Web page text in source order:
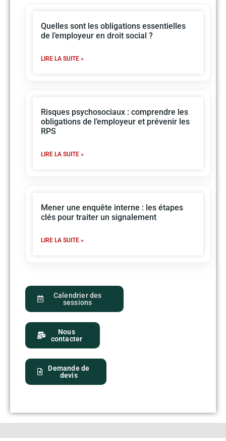
Quelles sont les obligations essentielles
de l’employeur en droit social ?
LIRE LA SUITE »
Risques psychosociaux : comprendre les
obligations de l’employeur et prévenir les
RPS
LIRE LA SUITE »
Mener une enquête interne : les étapes
clés pour traiter un signalement
LIRE LA SUITE »
Demande de
devis
Calendrier des
sessions
Nous
contacter